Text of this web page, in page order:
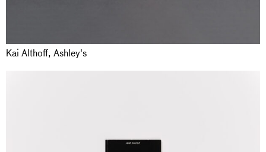
Kai Althoff, Ashley's